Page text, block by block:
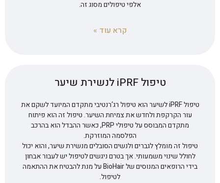
אלפי טיפולים מסוג זה.
קרא עוד »
טיפול iPRF לנשירת שיער
טיפול iPRF לשיער הוא טיפול רג‘רנטיבי מתקדם המיועד לשקם את
עור הקרקפת ולחדש את צמיחת השיער. טיפול זה הוא פיתוח
מתקדם המבוסס על טיפולי PRP, כאשר ההבדל הוא בהרכב
הפלסמה המוזרקת.
טיפול זה מומלץ לגברים ולנשים הסובלים מנשירת שיער, והוא יכול
לחולל שינוי משמעותי. אך בטרם ניגשים לטיפול יש לעבור אבחון
בידי הרופאים המנוסים של BioHair על מנת להבטיח את ההתאמה
לטיפול.